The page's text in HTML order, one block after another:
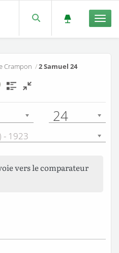
Crampon /2 Samuel 24
24
- 1923
vers le comparateur